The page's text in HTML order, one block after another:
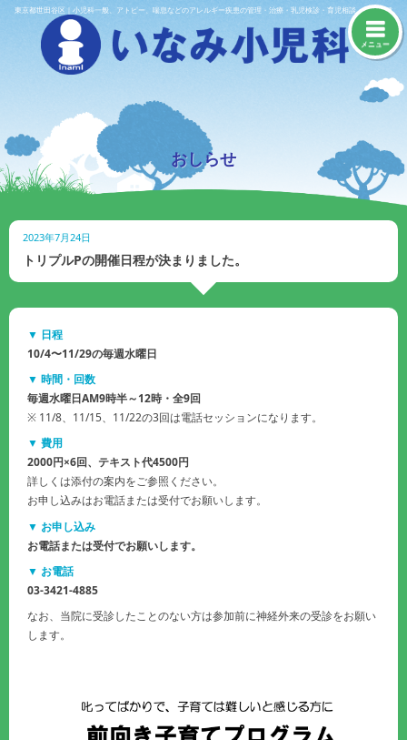
Skip東京都世田谷区｜小児科一般、アトピー、喘息などのアレルギー疾患の管理・治療・乳児検診・育児相談・予防接種
メニュー
おしらせ
2023年7月24日
トリプルPの開催日程が決まりました。
▼ 日程
10/4〜11/29の毎週水曜日
▼ 時間・回数
毎週水曜日AM9時半～12時・全9回
※ 11/8、11/15、11/22の3回は電話セッションになります。
▼ 費用
2000円×6回、テキスト代4500円
詳しくは添付の案内をご参照ください。
お申し込みはお電話または受付でお願いします。
▼ お申し込み
お電話または受付でお願いします。
▼ お電話
03-3421-4885
なお、当院に受診したことのない方は参加前に神経外来の受診をお願い
します。